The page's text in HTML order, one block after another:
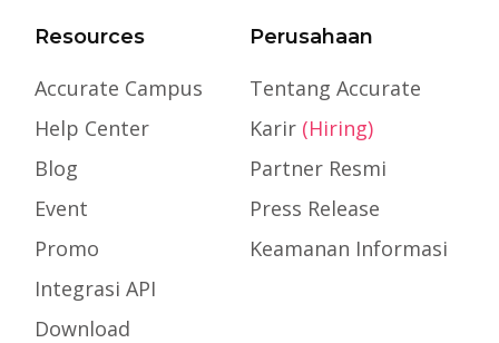
Resources
Accurate Campus
Help Center
Blog
Event
Promo
Integrasi API
Download
Perusahaan
Tentang Accurate
Karir (Hiring)
Partner Resmi
Press Release
Keamanan Informasi